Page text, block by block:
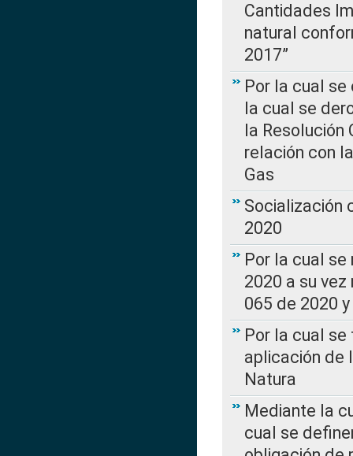
Cantidades
natural
2017”
Por la cual
la cual se
la Resolución
relación con
Gas
Socialización
2020
Por la cual se
2020 a su
065 de 2020
Por la cual
aplicación de
Natura
Mediante la
cual se